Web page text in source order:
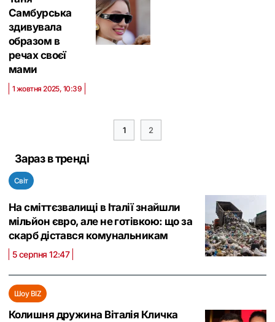
Самбурська
здивувала
образом в
речах своєї
мами
1 жовтня 2025, 10:39
1 2
Зараз в тренді
Світ
На сміттєзвалищі в Італії знайшли
мільйон євро, але не готівкою: що за
скарб дістався комунальникам
5 серпня 12:47
Шоу BIZ
Колишня дружина Віталія Кличка